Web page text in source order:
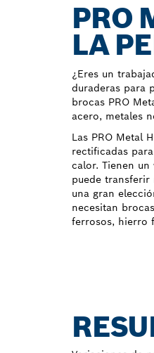
PRO
LA
¿Eres un
duraderas para
brocas PRO
acero, metales
Las PRO Metal
rectificadas
calor. Tienen
puede
una gran
necesitan
ferrosos, hierro